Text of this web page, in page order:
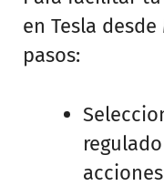
en Tesla
pasos: